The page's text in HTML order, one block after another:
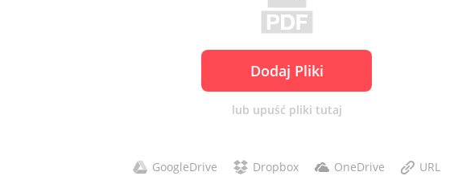
Dodaj Pliki
lub upuść pliki tutaj
GoogleDrive Dropbox OneDrive URL